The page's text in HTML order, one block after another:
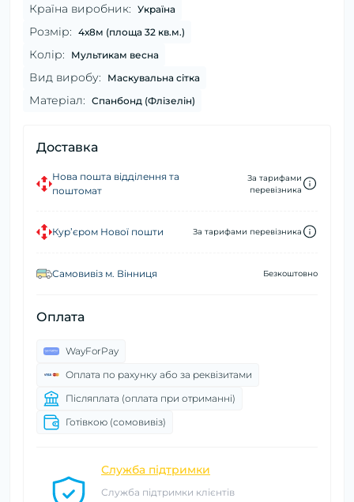
Країна виробник: Україна
Розмір: 4х8м (площа 32 кв.м.)
Колір: Мультикам весна
Вид виробу: Маскувальна сітка
Матеріал: Спанбонд (Флізелін)
Доставка
Нова пошта відділення та
поштомат
За тарифами
перевізника
Кур’єром Нової пошти За тарифами перевізника
Самовивіз м. Вінниця Безкоштовно
Оплата
WayForPay
Оплата по рахунку або за реквізитами
Післяплата (оплата при отриманні)
Готівкою (сомовивіз)
Служба підтримки
Служба підтримки клієнтів